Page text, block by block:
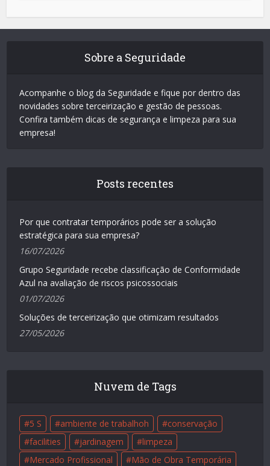
Sobre a Seguridade
Acompanhe o blog da Seguridade e fique por dentro das
novidades sobre terceirização e gestão de pessoas.
Confira também dicas de segurança e limpeza para sua
empresa!
Posts recentes
Por que contratar temporários pode ser a solução
estratégica para sua empresa?
16/07/2026
Grupo Seguridade recebe classificação de Conformidade
Azul na avaliação de riscos psicossociais
01/07/2026
Soluções de terceirização que otimizam resultados
27/05/2026
Nuvem de Tags
5 S ambiente de trabalhoh
conservação
facilities
jardinagem
limpeza
Mercado Profissional
Mão de Obra Temporária